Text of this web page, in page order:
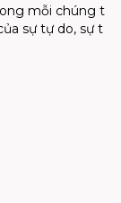
mỗi chúng t
sự tự do, sự t